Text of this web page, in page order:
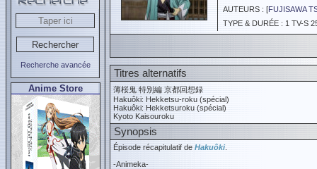
Recherche avancée
Anime Store
AUTEURS : [FUJISAWA
TYPE & DURÉE : 1 TV-S
Titres alternatifs
薄桜鬼 特別編 京都回想録
Hakuôki: Hekketsu-roku (spécial)
Hakuôki: Hekketsuroku (spécial)
Kyoto Kaisouroku
Synopsis
Épisode récapitulatif de Hakuôki.
-Animeka-